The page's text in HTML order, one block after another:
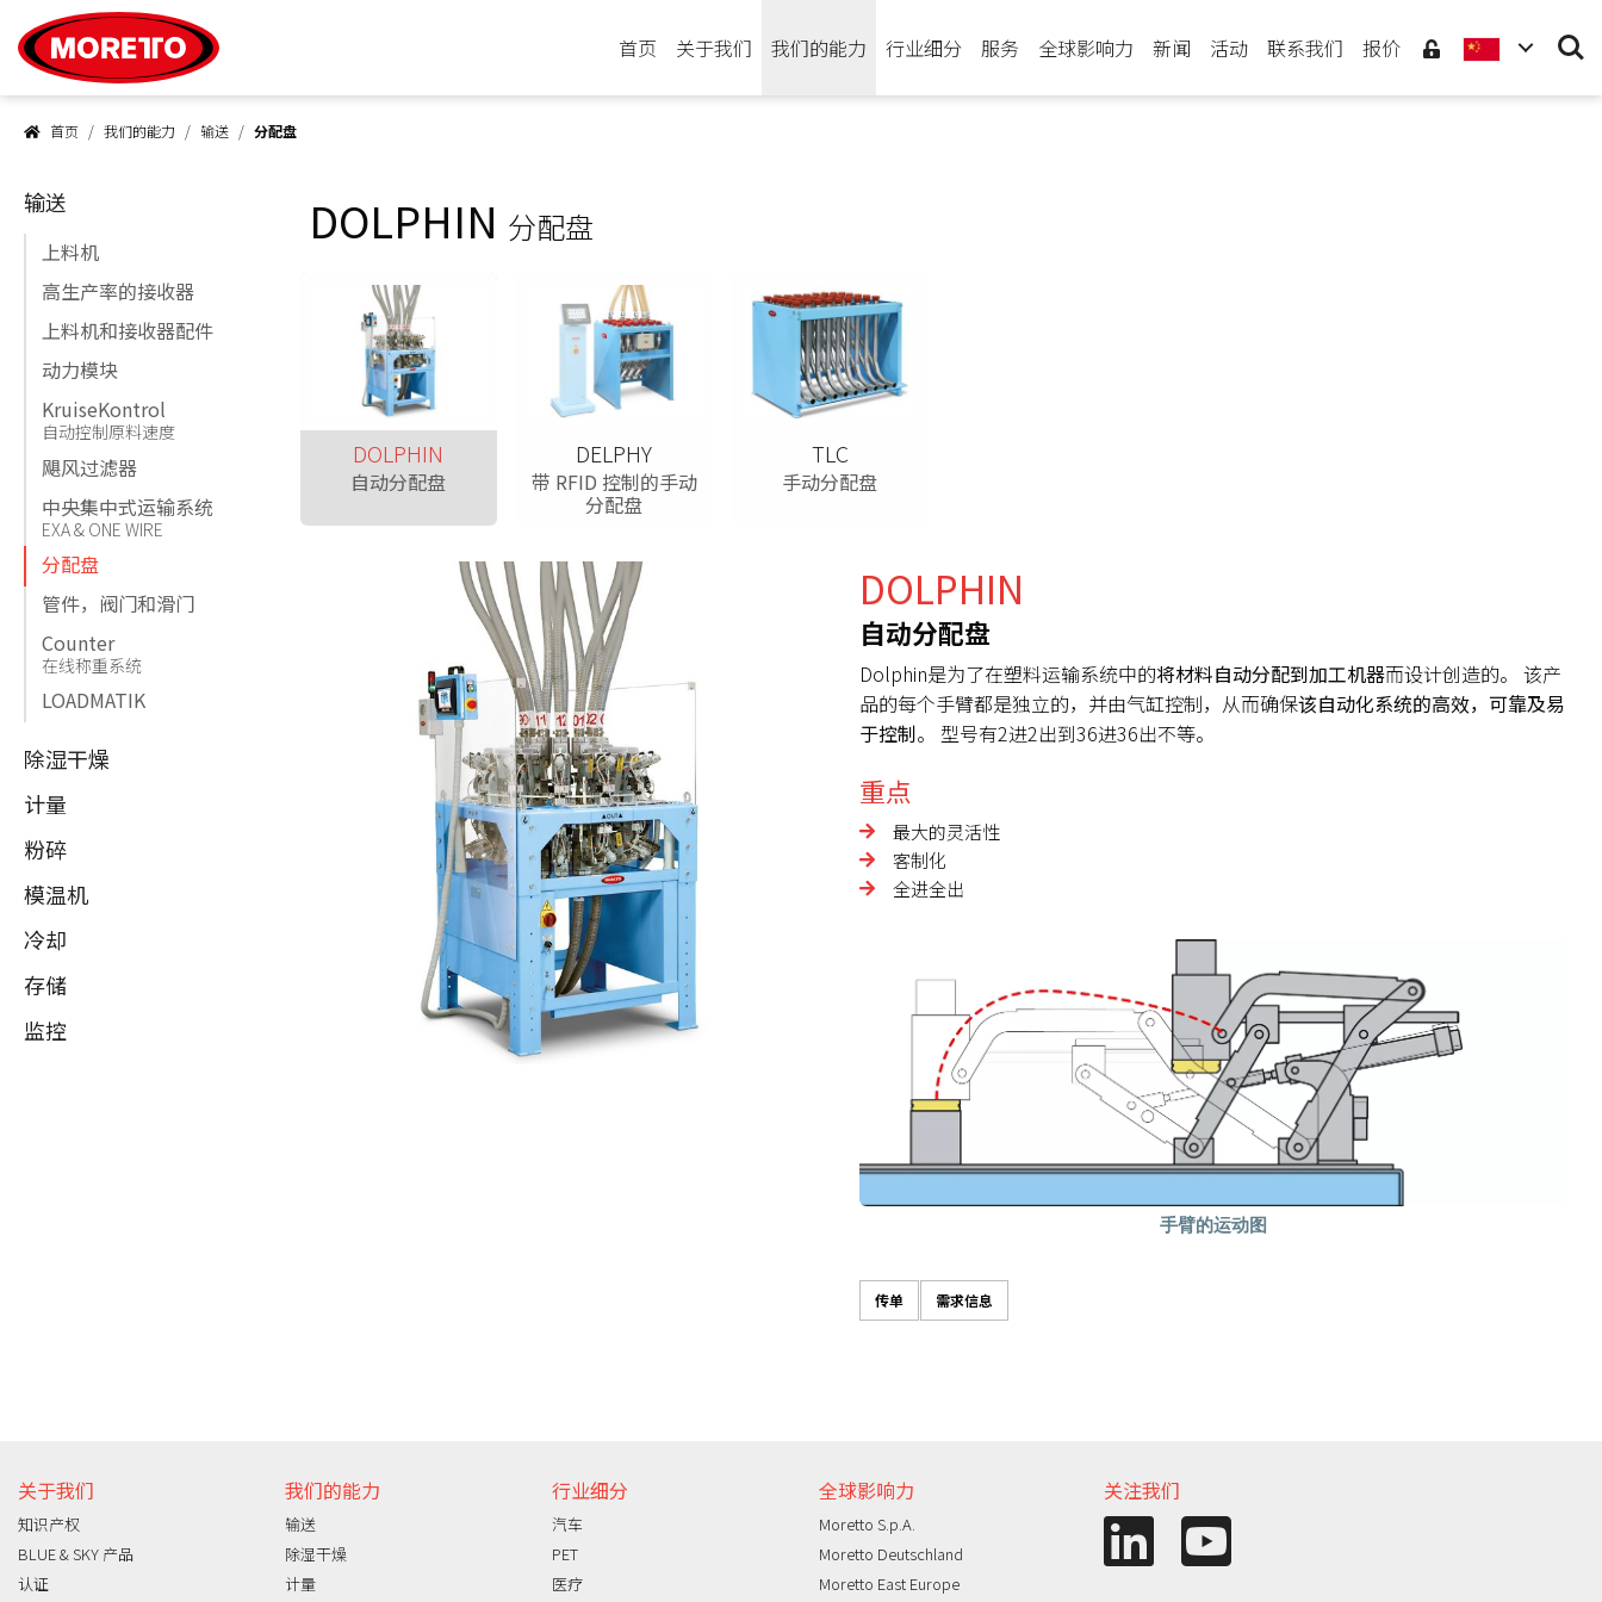
首页
关于我们 我们的能力 行业细分 服务 全球影响力 新闻 活动 联系我们 报价 Search
首页 我们的能力 输送 分配盘
DOLPHIN 分配盘
DOLPHIN
自动分配盘
DELPHY
带 RFID 控制的手动
分配盘
TLC
手动分配盘
DOLPHIN
自动分配盘
Dolphin是为了在塑料运输系统中的将材料自动分配到加工机器而设计创造的。 该产
品的每个手臂都是独立的，并由气缸控制，从而确保该自动化系统的高效，可靠及易
于控制。 型号有2进2出到36进36出不等。
重点
最大的灵活性
客制化
全进全出
手臂的运动图
传单 需求信息
输送
上料机
高生产率的接收器
上料机和接收器配件
动力模块
KruiseKontrol
自动控制原料速度
飓风过滤器
中央集中式运输系统
EXA & ONE WIRE
分配盘
管件，阀门和滑门
Counter
在线称重系统​
LOADMATIK
除湿干燥
计量
粉碎
模温机
冷却
存储
监控
关于我们
知识产权
BLUE & SKY 产品
认证
我们的能力
输送
除湿干燥
计量
行业细分
汽车
PET
医疗
全球影响力
Moretto S.p.A.
Moretto Deutschland
Moretto East Europe
关注我们